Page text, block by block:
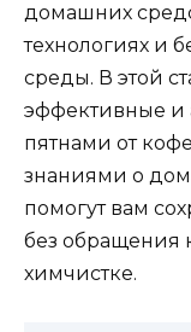
домашних
технологиях и
среды. В этой
эффективные и
пятнами от
знаниями о
помогут вам
без обращения
химчистке.